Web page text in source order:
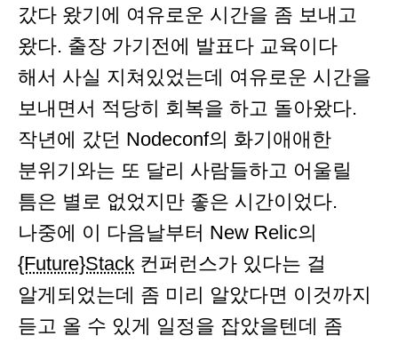
갔다 왔기에 여유로운 시간을 좀 보내고
왔다. 출장 가기전에 발표다 교육이다
해서 사실 지쳐있었는데 여유로운 시간을
보내면서 적당히 회복을 하고 돌아왔다.
작년에 갔던 Nodeconf의 화기애애한
분위기와는 또 달리 사람들하고 어울릴
틈은 별로 없었지만 좋은 시간이었다.
나중에 이 다음날부터 New Relic의
{Future}Stack 컨퍼런스가 있다는 걸
알게되었는데 좀 미리 알았다면 이것까지
듣고 올 수 있게 일정을 잡았을텐데 좀